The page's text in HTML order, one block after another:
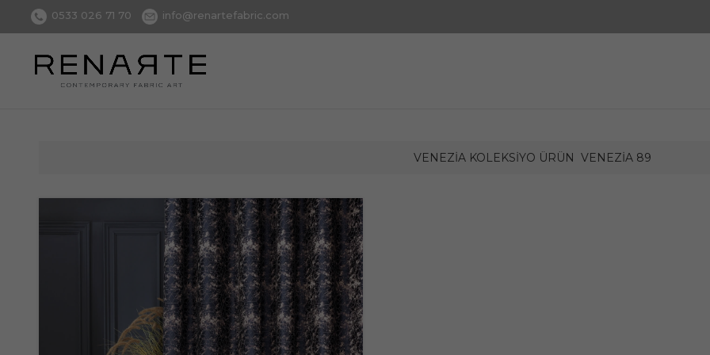
0533 026 71 70 info@renartefabric.com
VENEZIA KOLEKSIYO ÜRÜN VENEZIA 89